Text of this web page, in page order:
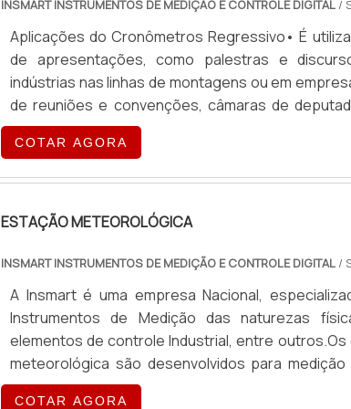
ITTE-350 e TX TLL811. Entre em contato com
informações e verificar a disponibilidade dos
encontra produtos de qualidade e segurança
mais exigentes e específicas, seja do segmento
de ramos diversos..
INSMART INSTRUMENTOS DE MEDIÇÃO E CONTROLE DIGITAL/
Aplicações do Cronômetros Regressivo• É
de apresentações, como palestras e
indústrias nas linhas de montagens ou em
de reuniões e convenções, câmaras de
bolsa de valores, etc.Modelos••Cronômetros
horária + 1 display remoto com 4
Central horária + 1 display remoto com 6 dígitos.
COTAR AGORA
ESTAÇÃO METEOROLÓGICA
INSMART INSTRUMENTOS DE MEDIÇÃO E CONTROLE DIGITAL/
A Insmart é uma empresa Nacional,
Instrumentos de Medição das naturezas
elementos de controle Industrial, entre
meteorológica são desenvolvidos para
relativa do ar, pressão barométrica, velocidade
COTAR AGORA